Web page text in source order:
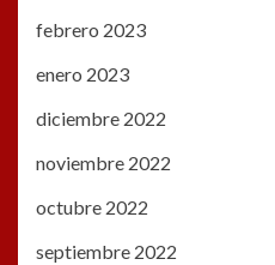
febrero 2023
enero 2023
diciembre 2022
noviembre 2022
octubre 2022
septiembre 2022